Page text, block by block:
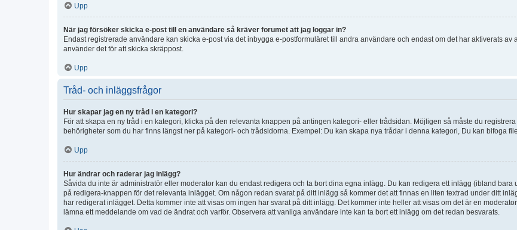
Upp
När jag försöker skicka e-post till en användare så kräver forumet att jag loggar in?
Endast registrerade användare kan skicka e-post via det inbygga e-postformuläret till andra användare och endast om det har aktiverats
använder det för att skicka skräppost.
Upp
Tråd- och inläggsfrågor
Hur skapar jag en ny tråd i en kategori?
För att skapa en ny tråd i en kategori, klicka på den relevanta knappen på antingen kategori- eller trådsidan. Möjligen så måste du
behörigheter som du har finns längst ner på kategori- och trådsidorna. Exempel: Du kan skapa nya trådar i denna kategori, Du kan bifoga
Upp
Hur ändrar och raderar jag inlägg?
Såvida du inte är administratör eller moderator kan du endast redigera och ta bort dina egna inlägg. Du kan redigera ett inlägg (ibland
på redigera-knappen för det relevanta inlägget. Om någon redan svarat på ditt inlägg så kommer det att finnas en liten textrad under ditt
har redigerat inlägget. Detta kommer inte att visas om ingen har svarat på ditt inlägg. Det kommer inte heller att visas om det är en
lämna ett meddelande om vad de ändrat och varför. Observera att vanliga användare inte kan ta bort ett inlägg om det redan besvarats.